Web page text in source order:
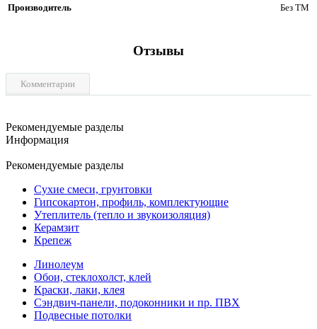
Производитель Без ТМ
Отзывы
Комментарии
Рекомендуемые разделы
Информация
Рекомендуемые разделы
Сухие смеси, грунтовки
Гипсокартон, профиль, комплектующие
Утеплитель (тепло и звукоизоляция)
Керамзит
Крепеж
Линолеум
Обои, стеклохолст, клей
Краски, лаки, клея
Сэндвич-панели, подоконники и пр. ПВХ
Подвесные потолки